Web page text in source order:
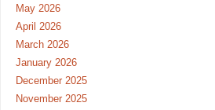
May 2026
April 2026
March 2026
January 2026
December 2025
November 2025